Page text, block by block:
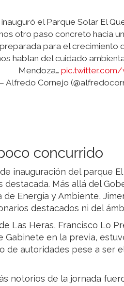
el Parque Solar El
otro paso concreto hacia
para el crecimiento
hablan del cuidado
Mendoza… pic.twitter.com/
Alfredo Cornejo
concurrido
inauguración del parque
destacada. Más allá del
de Energía y Ambiente,
destacados ni del
Las Heras, Francisco Lo
Gabinete en la previa,
de autoridades pese a ser
notorios de la jornada